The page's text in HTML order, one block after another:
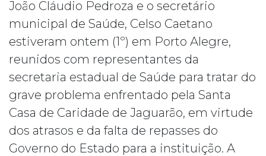
João Cláudio Pedroza e o secretário
municipal de Saúde, Celso Caetano
estiveram ontem (1º) em Porto Alegre,
reunidos com representantes da
secretaria estadual de Saúde para tratar do
grave problema enfrentado pela Santa
Casa de Caridade de Jaguarão, em virtude
dos atrasos e da falta de repasses do
Governo do Estado para a instituição. A